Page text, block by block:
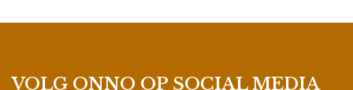
VOLG ONNO OP SOCIAL MEDIA